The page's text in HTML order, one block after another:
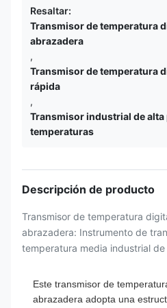
Resaltar:
Transmisor de temperatura
abrazadera
,
Transmisor de temperatura
rápida
,
Transmisor industrial de alta
temperaturas
Descripción de producto
Transmisor de temperatura
abrazadera: Instrumento de
temperatura media industrial
Este transmisor de
abrazadera adopta una